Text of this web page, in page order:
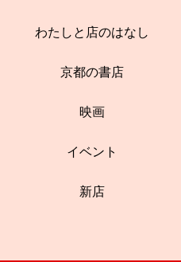
わたしと店のはなし
京都の書店
映画
イベント
新店